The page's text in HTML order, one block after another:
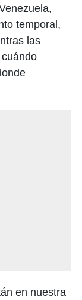
temporal,
las
en nuestra